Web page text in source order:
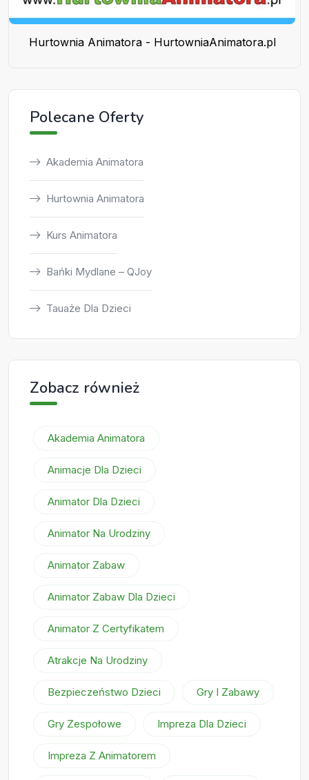
Hurtownia Animatora - HurtowniaAnimatora.pl
Polecane Oferty
Akademia Animatora
Hurtownia Animatora
Kurs Animatora
Bańki Mydlane – QJoy
Tauaże Dla Dzieci
Zobacz również
Akademia Animatora
Animacje Dla Dzieci
Animator Dla Dzieci
Animator Na Urodziny
Animator Zabaw
Animator Zabaw Dla Dzieci
Animator Z Certyfikatem
Atrakcje Na Urodziny
Bezpieczeństwo Dzieci Gry I Zabawy
Gry Zespołowe Impreza Dla Dzieci
Impreza Z Animatorem